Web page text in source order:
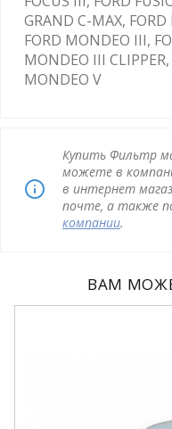
GRAND C-MAX,
FORD MONDEO III,
MONDEO III
MONDEO V
Купить Фильтр
можете в
в интернет
почте, а также
компании.
ВАМ